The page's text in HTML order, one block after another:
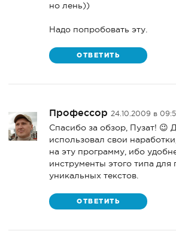
но лень))
Надо попробовать эту.
ОТВЕТИТЬ
Профессор 24.10.2009 в
Спасибо за обзор, Пузат! 😉
использовал свои
на эту программу, ибо
инструменты этого типа для
уникальных текстов.
ОТВЕТИТЬ